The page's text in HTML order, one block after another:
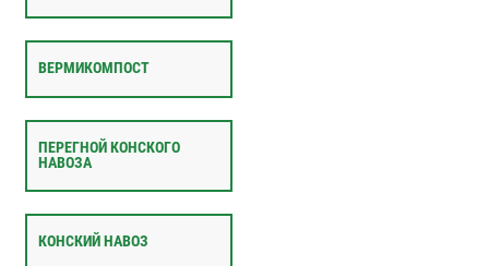
ВЕРМИКОМПОСТ
ПЕРЕГНОЙ КОНСКОГО
НАВОЗА
КОНСКИЙ НАВОЗ